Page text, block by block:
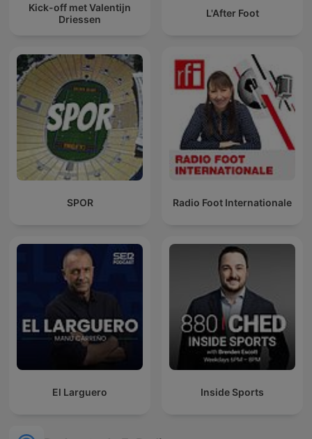
Kick-off met Valentijn
Driessen
L'After Foot
SPOR Radio Foot Internationale
El Larguero Inside Sports